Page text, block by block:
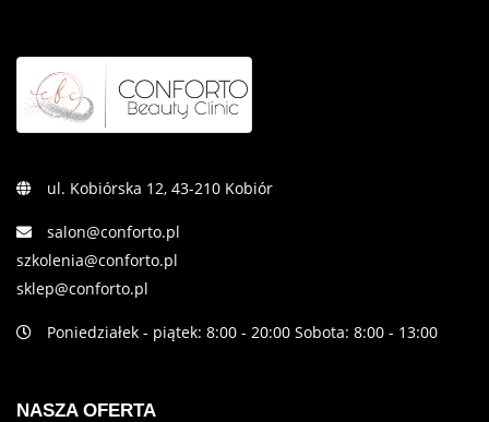
ul. Kobiórska 12, 43-210 Kobiór
salon@conforto.pl
szkolenia@conforto.pl
sklep@conforto.pl
Poniedziałek - piątek: 8:00 - 20:00 Sobota: 8:00 - 13:00
NASZA OFERTA